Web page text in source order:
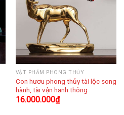
VẬT PHẨM PHONG THỦY
Con hươu phong thủy tài lộc song
hành, tài vận hanh thông
16.000.000₫